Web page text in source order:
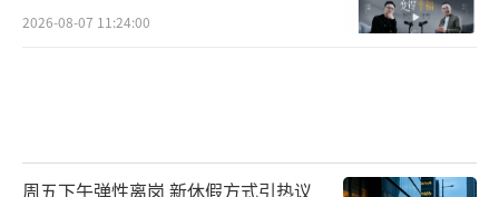
2026-08-07 11:24:00
周五下午弹性离岗 新休假方式引热议